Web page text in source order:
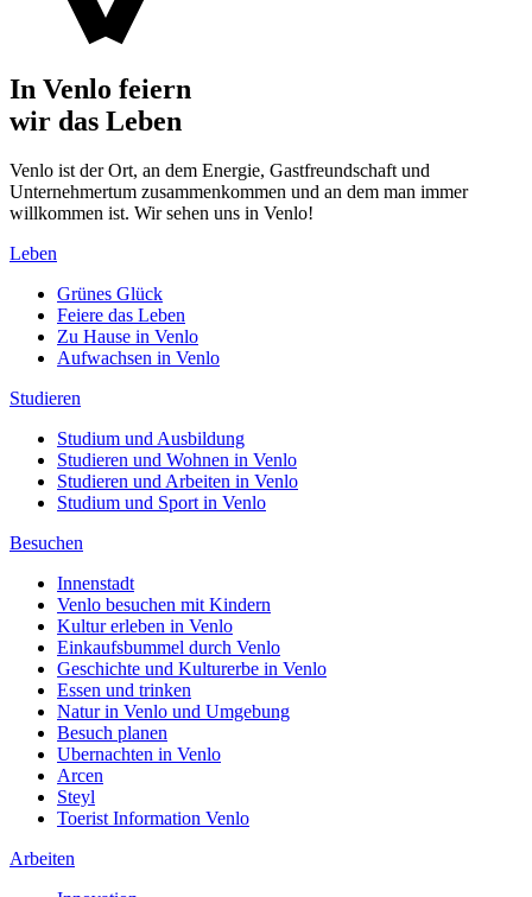
In Venlo feiern
wir das Leben
Venlo ist der Ort, an dem Energie, Gastfreundschaft und
Unternehmertum zusammenkommen und an dem man immer
willkommen ist. Wir sehen uns in Venlo!
Leben
Grünes Glück
Feiere das Leben
Zu Hause in Venlo
Aufwachsen in Venlo
Studieren
Studium und Ausbildung
Studieren und Wohnen in Venlo
Studieren und Arbeiten in Venlo
Studium und Sport in Venlo
Besuchen
Innenstadt
Venlo besuchen mit Kindern
Kultur erleben in Venlo
Einkaufsbummel durch Venlo
Geschichte und Kulturerbe in Venlo
Essen und trinken
Natur in Venlo und Umgebung
Besuch planen
Ubernachten in Venlo
Arcen
Steyl
Toerist Information Venlo
Arbeiten